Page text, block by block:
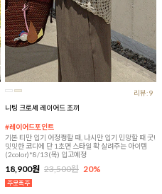
리뷰:9
니팅 크로셰 레이어드 조끼
#레이어드포인트
기본 티만 입기 어정쩡할 때, 나시만 입기 민망할 때 굿!
밋밋한 코디에 단 1초면 스타일 확 살려주는 아이템
(2color)*8/13(목) 입고예정
18,900원 23,500원 20%